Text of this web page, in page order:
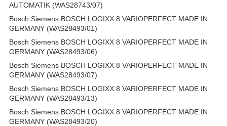
AUTOMATIK (WAS28743/07)
Bosch Siemens BOSCH LOGIXX 8 VARIOPERFECT MADE IN
GERMANY (WAS28493/01)
Bosch Siemens BOSCH LOGIXX 8 VARIOPERFECT MADE IN
GERMANY (WAS28493/06)
Bosch Siemens BOSCH LOGIXX 8 VARIOPERFECT MADE IN
GERMANY (WAS28493/07)
Bosch Siemens BOSCH LOGIXX 8 VARIOPERFECT MADE IN
GERMANY (WAS28493/13)
Bosch Siemens BOSCH LOGIXX 8 VARIOPERFECT MADE IN
GERMANY (WAS28493/20)